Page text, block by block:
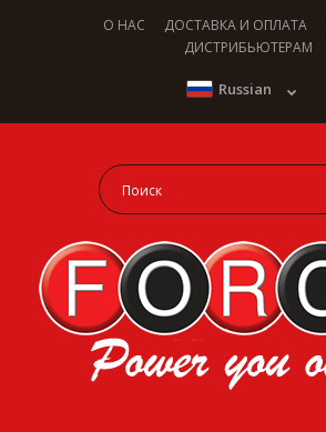
О НАС ДОСТАВКА И ОПЛАТА
ДИСТРИБЬЮТЕРАМ
Russian